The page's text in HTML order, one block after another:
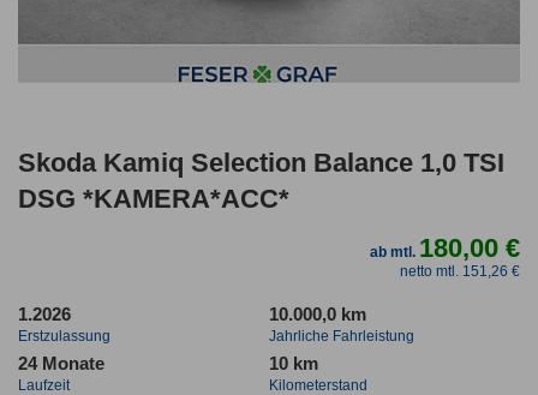
Skoda Kamiq Selection Balance 1,0 TSI
DSG *KAMERA*ACC*
ab mtl. 180,00 €
netto mtl. 151,26 €
1.2026
Erstzulassung
10.000,0 km
Jahrliche Fahrleistung
24 Monate
Laufzeit
10 km
Kilometerstand